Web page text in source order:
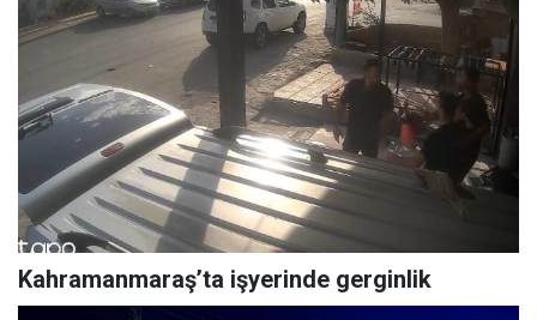
Kahramanmaraş’ta işyerinde gerginlik